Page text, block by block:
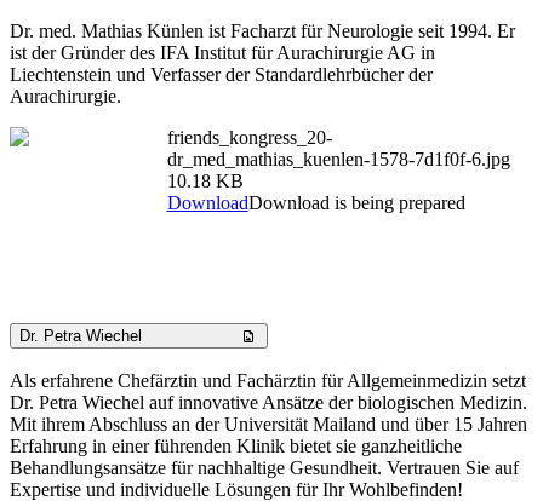
Dr. med. Mathias Künlen ist Facharzt für Neurologie seit 1994. Er
ist der Gründer des IFA Institut für Aurachirurgie AG in
Liechtenstein und Verfasser der Standardlehrbücher der
Aurachirurgie.
friends_kongress_20-
dr_med_mathias_kuenlen-1578-7d1f0f-6.jpg
10.18 KB
DownloadDownload is being prepared
Dr. Petra Wiechel
Als erfahrene Chefärztin und Fachärztin für Allgemeinmedizin setzt
Dr. Petra Wiechel auf innovative Ansätze der biologischen Medizin.
Mit ihrem Abschluss an der Universität Mailand und über 15 Jahren
Erfahrung in einer führenden Klinik bietet sie ganzheitliche
Behandlungsansätze für nachhaltige Gesundheit. Vertrauen Sie auf
Expertise und individuelle Lösungen für Ihr Wohlbefinden!